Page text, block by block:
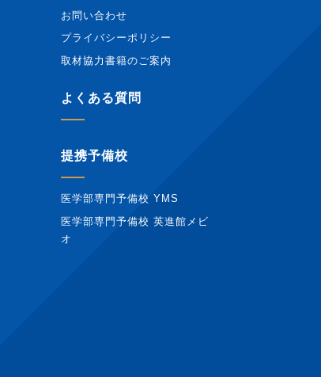
お問い合わせ
プライバシーポリシー
取材協力書籍のご案内
よくある質問
提携予備校
医学部専門予備校 YMS
医学部専門予備校 英進館メビ
オ